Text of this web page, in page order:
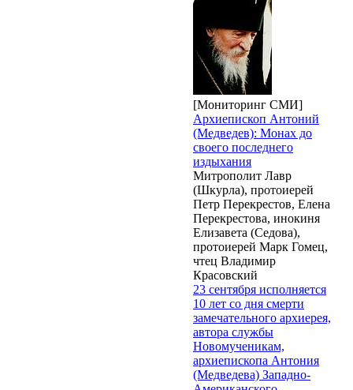
[Мониторинг СМИ]
Архиепископ Антоний
(Медведев): Монах до
своего последнего
издыхания
Митрополит Лавр
(Шкурла), протоиерей
Петр Перекрестов, Eлена
Перекрестова, инокиня
Елизавета (Cедова),
протоиерей Марк Гомец,
чтец Владимир
Красовский
23 сентября исполняется
10 лет со дня смерти
замечательного архиерея,
автора службы
Новомученикам,
архиепископа Антония
(Медведева) Западно-